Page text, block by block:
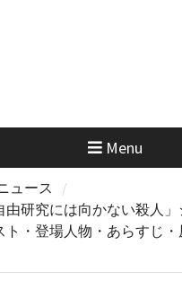
Menu
ュース
研究には向かない殺人」
ト・登場人物・あらすじ・